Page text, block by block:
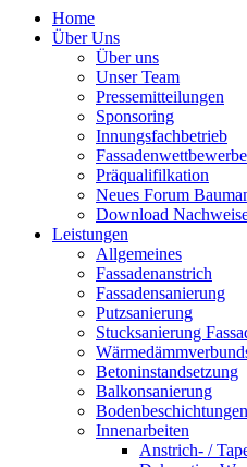
Home
Über Uns
Über uns
Unser Team
Pressemitteilungen
Sponsoring
Innungsfachbetrieb
Fassadenwettbewerbe
Präqualifilkation
Neues Forum
Download
Leistungen
Allgemeines
Fassadenanstrich
Fassadensanierung
Putzsanierung
Stucksanierung
Betoninstandsetzung
Balkonsanierung
Bodenbeschichtungen
Innenarbeiten
Anstrich- /